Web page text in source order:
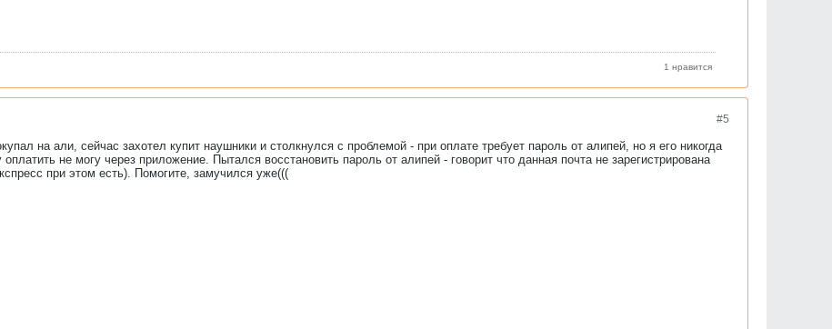
1 нравится
#5
на али, сейчас захотел купит наушники и столкнулся с проблемой - при оплате требует пароль от алипей, но я его никогда
не могу через приложение. Пытался восстановить пароль от алипей - говорит что данная почта не зарегистрирована
при этом есть). Помогите, замучился уже(((